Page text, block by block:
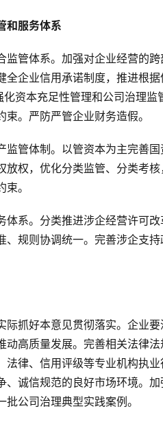
和服务体系
监管体系。加强对企业经营的
全企业信用承诺制度，推进根
化资本充足性管理和公司治理
。严防严管企业财务造假。
监管体制。以管资本为主完善
放权，优化分类监管、分类考
。
体系。分类推进涉企经营许可
、规则协调统一。完善涉企支
际抓好本意见贯彻落实。企业
动高质量发展。完善相关法律
法律、信用评级等专业机构执
、诚信规范的良好市场环境。
公司治理典型实践案例。